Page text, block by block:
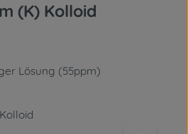
(K) Kolloid
Lösung (55ppm)